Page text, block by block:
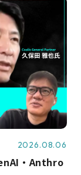
2026.08.06
・Anthro